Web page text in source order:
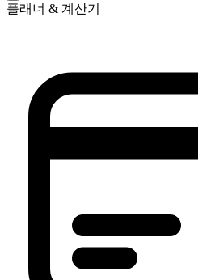
플래너 & 계산기